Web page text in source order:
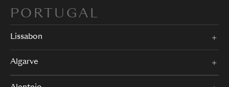
PORTUGAL
Lissabon
Algarve